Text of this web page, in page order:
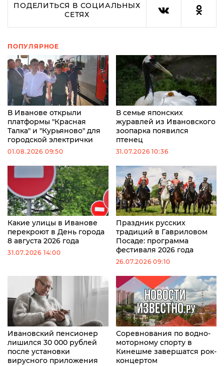
ПОДЕЛИТЬСЯ В СОЦИАЛЬНЫХ
СЕТЯХ
ПОПУЛЯРНОЕ
В Иванове открыли
платформы "Красная
Талка" и "Курьяново" для
городской электрички
01.08.2026 09:50
В семье японских
журавлей из Ивановского
зоопарка появился
птенец
31.07.2026 10:36
Какие улицы в Иванове
перекроют в День города
8 августа 2026 года
31.07.2026 14:00
Праздник русских
традиций в Гавриловом
Посаде: программа
фестиваля 2026 года
26.07.2026 09:10
Ивановский пенсионер
лишился 30 000 рублей
после установки
вирусного приложения
Соревнования по водно-
моторному спорту в
Кинешме завершатся рок-
концертом